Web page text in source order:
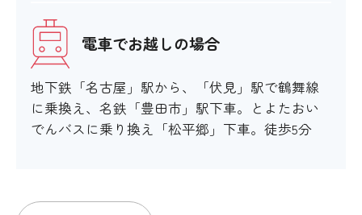
車いすの貸し出し
ベビーカーの貸し出し
電車でお越しの場合
地下鉄「名古屋」駅から、「伏見」駅で鶴舞線
に乗換え、名鉄「豊田市」駅下車。とよたおい
でんバスに乗り換え「松平郷」下車。徒歩5分